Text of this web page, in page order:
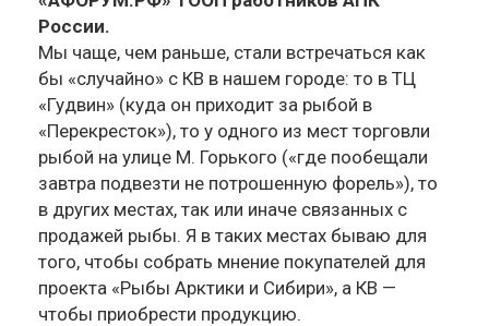
России.
Мы чаще, чем раньше, стали встречаться как
бы «случайно» с КВ в нашем городе: то в ТЦ
«Гудвин» (куда он приходит за рыбой в
«Перекресток»), то у одного из мест торговли
рыбой на улице М. Горького («где пообещали
завтра подвезти не потрошенную форель»), то
в других местах, так или иначе связанных с
продажей рыбы. Я в таких местах бываю для
того, чтобы собрать мнение покупателей для
проекта «Рыбы Арктики и Сибири», а КВ —
чтобы приобрести продукцию.